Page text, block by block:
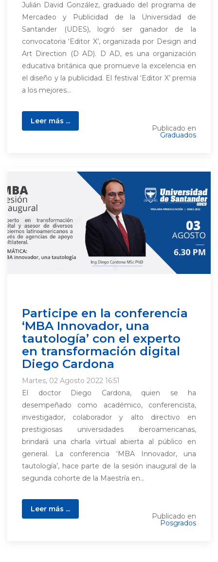
Julián David González, graduado del programa de
Mercadeo y Publicidad de la Universidad de
Santander (UDES), logró ser ganador de la
convocatoria ‘Editor X’, organizada por Design and
Art Direction (D AD). D AD, es una organización
educativa británica que promueve la excelencia en
el diseño y la publicidad. El festival ‘Editor X’ premia
a los mejores...
Leer más ...
Publicado en
Graduados
Participe en la conferencia
‘MBA Innovador, una
tautología’ con el experto
en transformación digital
Diego Cardona
Martes, 02 Agosto 2022 16:51
El doctor Diego Cardona, quien se ha
desempeñado como académico, conferencista,
investigador, colaborador y alto directivo en
prestigiosas universidades iberoamericanas,
brindará una charla virtual abierta al público en
general. La conferencia ‘MBA Innovador, una
tautología’, hace parte de la sesión inaugural de la
segunda cohorte de la Maestría en...
Leer más ...
Publicado en
Posgrados